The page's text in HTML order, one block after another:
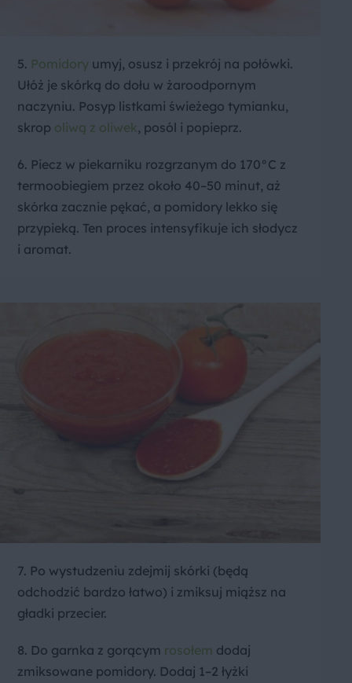
5. Pomidory umyj, osusz i przekrój na połówki.
Ułóż je skórką do dołu w żaroodpornym
naczyniu. Posyp listkami świeżego tymianku,
skrop oliwą z oliwek, posól i popieprz.
6. Piecz w piekarniku rozgrzanym do 170°C z
termoobiegiem przez około 40–50 minut, aż
skórka zacznie pękać, a pomidory lekko się
przypieką. Ten proces intensyfikuje ich słodycz
i aromat.
7. Po wystudzeniu zdejmij skórki (będą
odchodzić bardzo łatwo) i zmiksuj miąższ na
gładki przecier.
8. Do garnka z gorącym rosołem dodaj
zmiksowane pomidory. Dodaj 1–2 łyżki